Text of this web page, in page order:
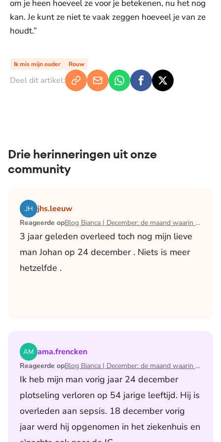
om je heen hoeveel ze voor je betekenen, nu het nog
kan. Je kunt ze niet te vaak zeggen hoeveel je van ze
houdt.”
Ik mis mijn ouder Rouw
Deel dit artikel:
Drie herinneringen uit onze
community
jhs.leeuw
Reageerde op Blog Bianca | December: de maand waarin ik mijn man verloor
3 jaar geleden overleed toch nog mijn lieve
man Johan op 24 december . Niets is meer
hetzelfde .
Lees het artikel Blog Bianca | December: de maand
ama.frencken
Reageerde op Blog Bianca | December: de maand waarin ik mijn man verloor
Ik heb mijn man vorig jaar 24 december
plotseling verloren op 54 jarige leeftijd. Hij is
overleden aan sepsis. 18 december vorig
jaar werd hij opgenomen in het ziekenhuis en
Lees het artikel Blog Bianca | December: de maand